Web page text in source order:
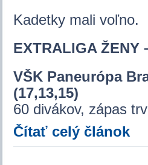
Kadetky mali voľno.
EXTRALIGA ŽENY
VŠK Paneurópa
(17,13,15)
60 divákov, zápas
Čítať celý článok